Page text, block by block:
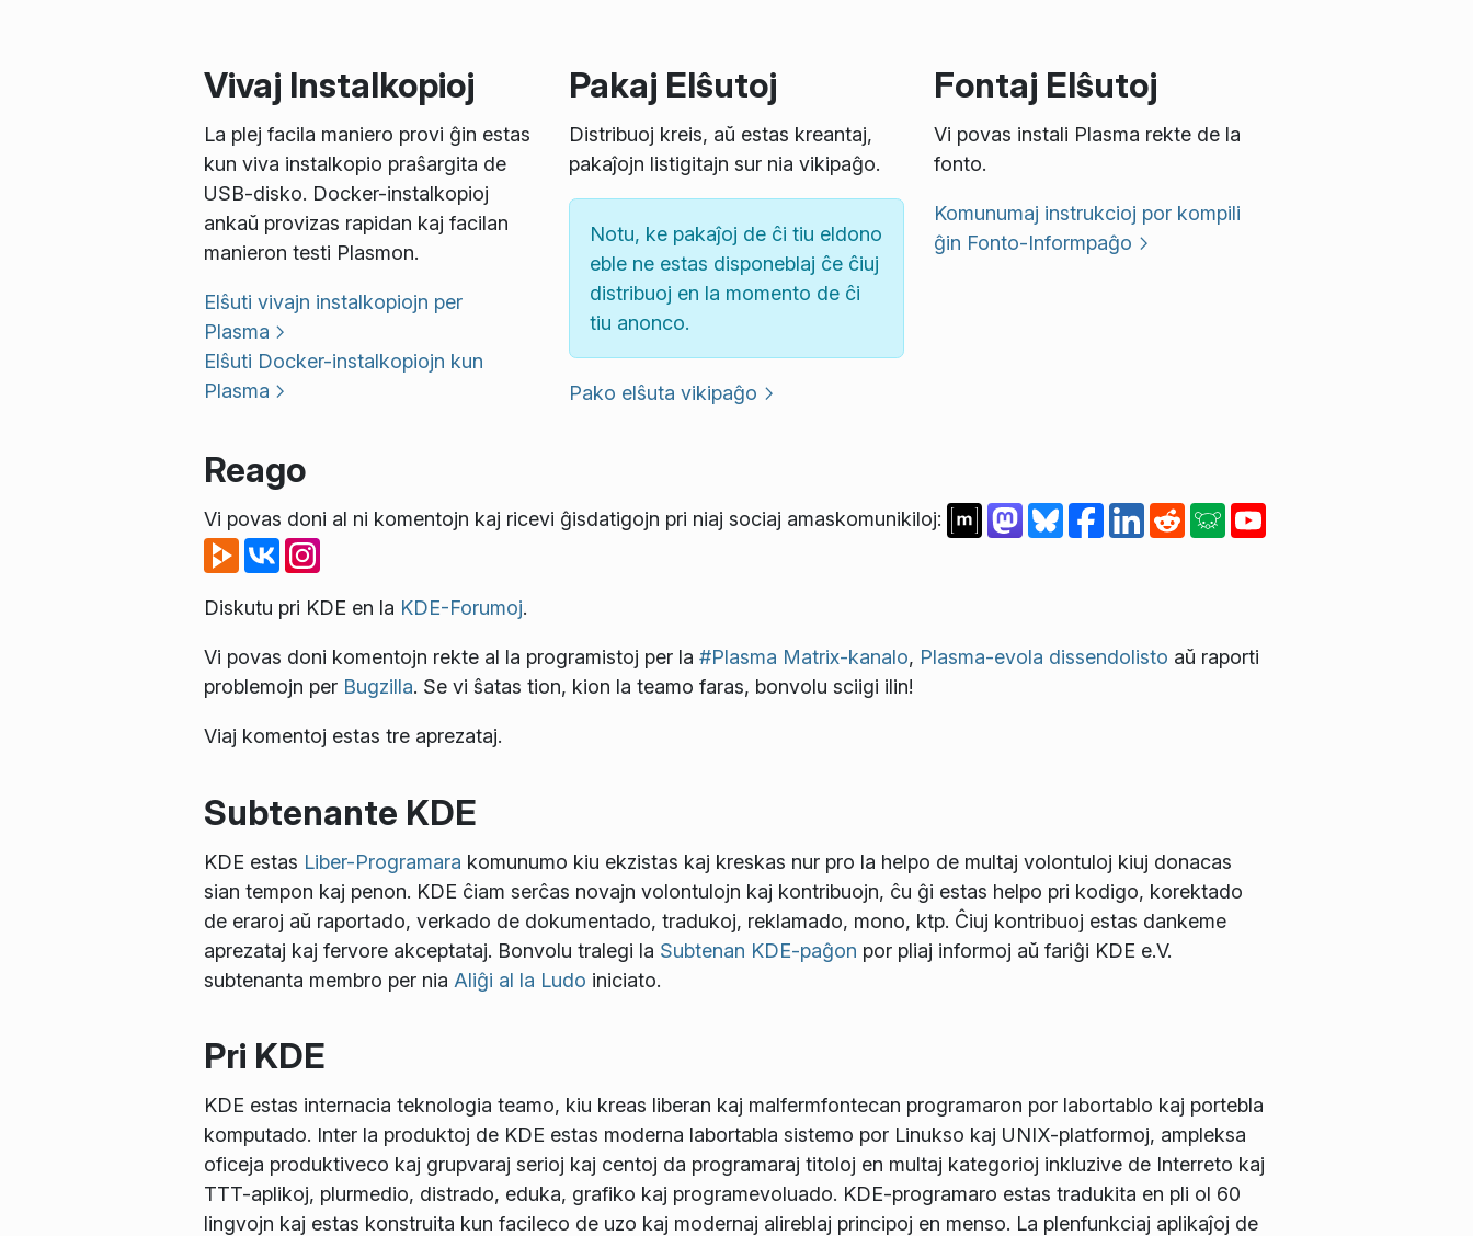
Vivaj Instalkopioj
La plej facila maniero provi ĝin estas
kun viva instalkopio praŝargita de
USB-disko. Docker-instalkopioj
ankaŭ provizas rapidan kaj facilan
manieron testi Plasmon.
Elŝuti vivajn instalkopiojn per
Plasma
Elŝuti Docker-instalkopiojn kun
Plasma
Pakaj Elŝutoj
Distribuoj kreis, aŭ estas kreantaj,
pakaĵojn listigitajn sur nia vikipaĝo.
Notu, ke pakaĵoj de ĉi tiu eldono
eble ne estas disponeblaj ĉe ĉiuj
distribuoj en la momento de ĉi
tiu anonco.
Pako elŝuta vikipaĝo
Fontaj Elŝutoj
Vi povas instali Plasma rekte de la
fonto.
Komunumaj instrukcioj por kompili
ĝin Fonto-Informpaĝo
Reago
Vi povas doni al ni komentojn kaj ricevi ĝisdatigojn pri niaj sociaj amaskomunikiloj:
Diskutu pri KDE en la KDE-Forumoj.
Vi povas doni komentojn rekte al la programistoj per la #Plasma Matrix-kanalo, Plasma-evola dissendolisto aŭ raporti
problemojn per Bugzilla. Se vi ŝatas tion, kion la teamo faras, bonvolu sciigi ilin!
Viaj komentoj estas tre aprezataj.
Subtenante KDE
KDE estas Liber-Programara komunumo kiu ekzistas kaj kreskas nur pro la helpo de multaj volontuloj kiuj donacas
sian tempon kaj penon. KDE ĉiam serĉas novajn volontulojn kaj kontribuojn, ĉu ĝi estas helpo pri kodigo, korektado
de eraroj aŭ raportado, verkado de dokumentado, tradukoj, reklamado, mono, ktp. Ĉiuj kontribuoj estas dankeme
aprezataj kaj fervore akceptataj. Bonvolu tralegi la Subtenan KDE-paĝon por pliaj informoj aŭ fariĝi KDE e.V.
subtenanta membro per nia Aliĝi al la Ludo iniciato.
Pri KDE
KDE estas internacia teknologia teamo, kiu kreas liberan kaj malfermfontecan programaron por labortablo kaj portebla
komputado. Inter la produktoj de KDE estas moderna labortabla sistemo por Linukso kaj UNIX-platformoj, ampleksa
oficeja produktiveco kaj grupvaraj serioj kaj centoj da programaraj titoloj en multaj kategorioj inkluzive de Interreto kaj
TTT-aplikoj, plurmedio, distrado, eduka, grafiko kaj programevoluado. KDE-programaro estas tradukita en pli ol 60
lingvojn kaj estas konstruita kun facileco de uzo kaj modernaj alireblaj principoj en menso. La plenfunkciaj aplikaĵoj de